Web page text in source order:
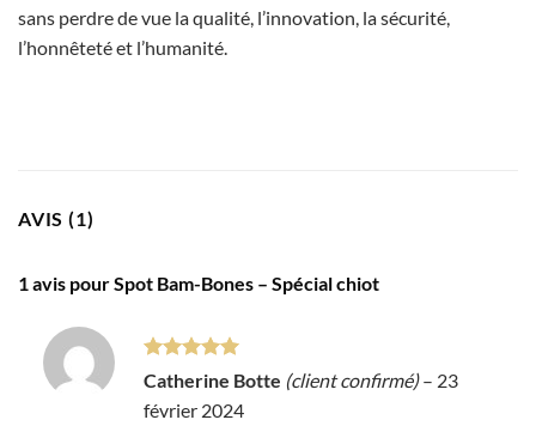
sans perdre de vue la qualité, l’innovation, la sécurité,
l’honnêteté et l’humanité.
AVIS (1)
1 avis pourSpot Bam-Bones – Spécial chiot
Note5sur
5
Catherine Botte (client confirmé) – 23
février 2024